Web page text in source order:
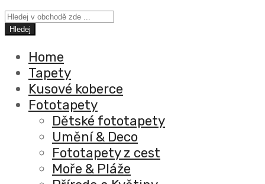
Hledej
Home
Tapety
Kusové koberce
Fototapety
Dětské fototapety
Umění & Deco
Fototapety z cest
Moře & Pláže